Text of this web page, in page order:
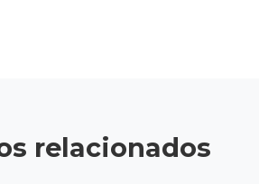
relacionados